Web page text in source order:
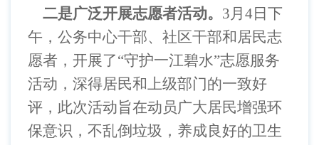
二是广泛开展志愿者活动。 3月4日下
午，公务中心干部、社区干部和居民志
愿者，开展了“守护一江碧水”志愿服务
活动，深得居民和上级部门的一致好
评，此次活动旨在动员广大居民增强环
保意识，不乱倒垃圾，养成良好的卫生